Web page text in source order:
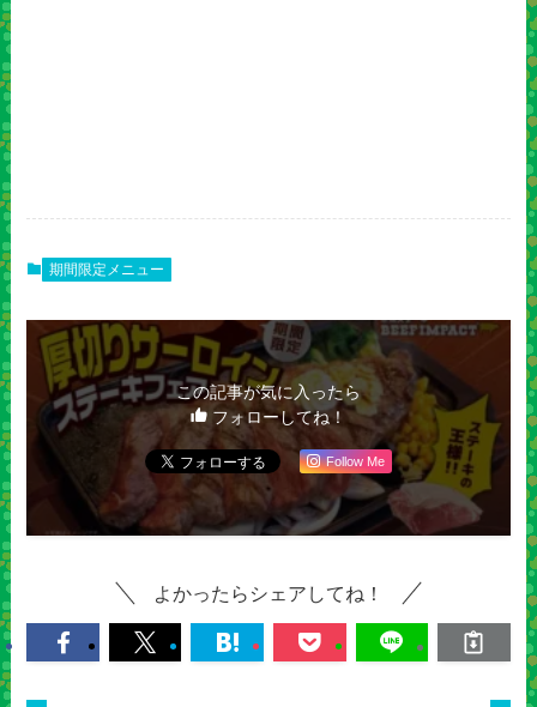
期間限定メニュー
この記事が気に入ったら
フォローしてね！
Follow Me
よかったらシェアしてね！